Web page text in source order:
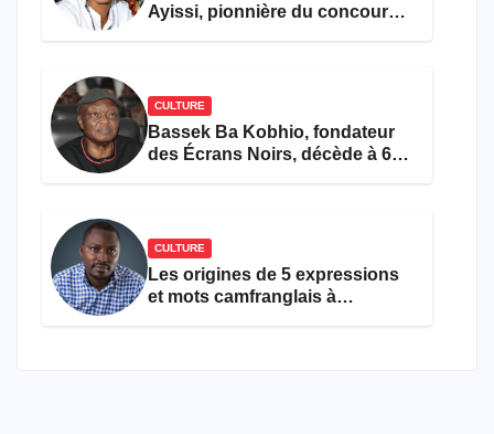
Ayissi, pionnière du concours
CULTURE
Bassek Ba Kobhio, fondateur
des Écrans Noirs, décède à 69
CULTURE
Les origines de 5 expressions
et mots camfranglais à